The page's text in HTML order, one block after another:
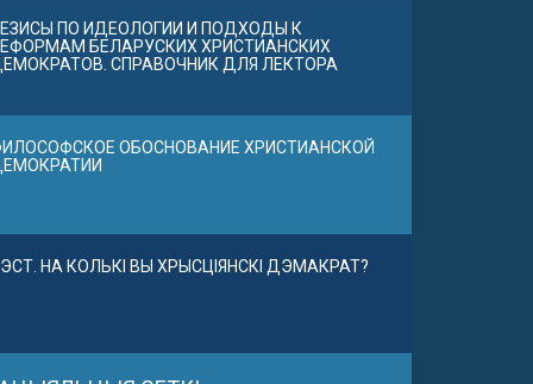
ПО ИДЕОЛОГИИ И ПОДХОДЫ К
БЕЛАРУСКИХ ХРИСТИАНСКИХ
СПРАВОЧНИК ДЛЯ ЛЕКТОРА
ОБОСНОВАНИЕ ХРИСТИАНСКОЙ
НА КОЛЬКІ ВЫ ХРЫСЦІЯНСКІ ДЭМАКРАТ?